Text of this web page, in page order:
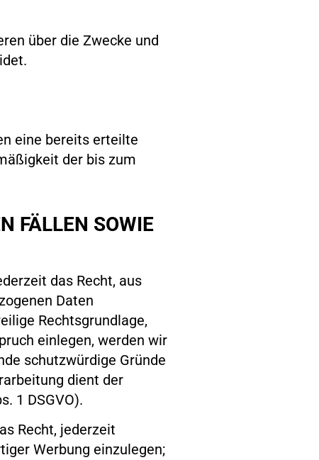
über die Zwecke und
eine bereits erteilte
der bis zum
FÄLLEN SOWIE
das Recht, aus
Daten
Rechtsgrundlage,
einlegen, werden wir
schutzwürdige Gründe
dient der
1 DSGVO).
Recht, jederzeit
Werbung einzulegen;